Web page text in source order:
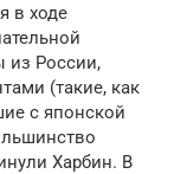
в ходе
из России,
(такие, как
с японской
Харбин. В